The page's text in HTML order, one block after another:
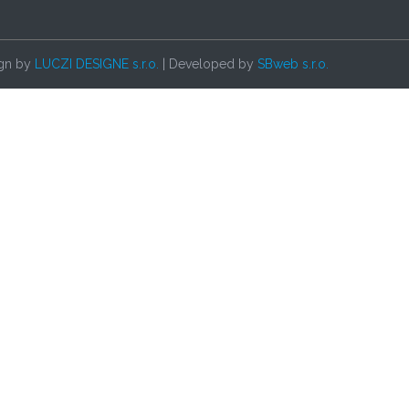
by LUCZI DESIGNE s.r.o. | Developed by SBweb s.r.o.